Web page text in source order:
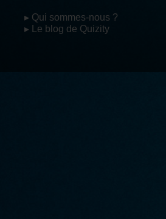
▸ Qui sommes-nous ?
▸ Le blog de Quizity